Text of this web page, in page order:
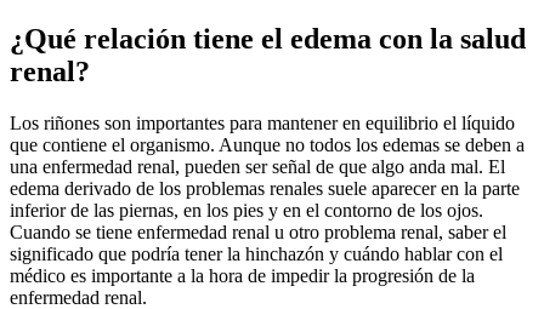
¿Qué relación tiene el edema con la salud
renal?
Los riñones son importantes para mantener en equilibrio el líquido
que contiene el organismo. Aunque no todos los edemas se deben a
una enfermedad renal, pueden ser señal de que algo anda mal. El
edema derivado de los problemas renales suele aparecer en la parte
inferior de las piernas, en los pies y en el contorno de los ojos.
Cuando se tiene enfermedad renal u otro problema renal, saber el
significado que podría tener la hinchazón y cuándo hablar con el
médico es importante a la hora de impedir la progresión de la
enfermedad renal.